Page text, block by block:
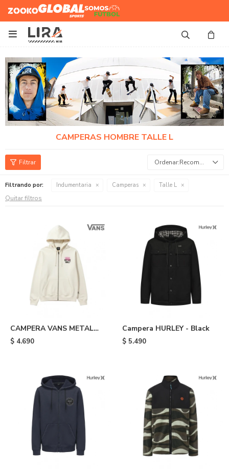
Zooko Global Sports
Somos
Futbol

CAMPERAS HOMBRE TALLE L
Recomendados
Filtrando por: Indumentaria Camperas Talle L
Quitar filtros
CAMPERA VANS METAL
WALL FULL ZIP - White
$ 4.690
Campera HURLEY - Black
$ 5.490